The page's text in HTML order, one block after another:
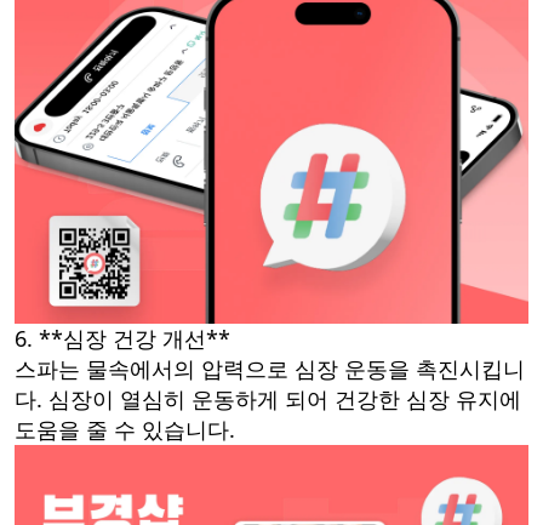
6. **심장 건강 개선**
스파는 물속에서의 압력으로 심장 운동을 촉진시킵니
다. 심장이 열심히 운동하게 되어 건강한 심장 유지에
도움을 줄 수 있습니다.